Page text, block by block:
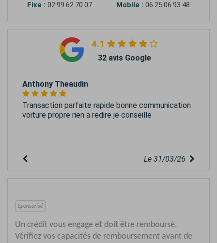
Fixe : 02.99.62.70.07 Mobile : 06.25.06.93.48
4.1
32 avis Google
Anthony Theaudin
Transaction parfaite rapide bonne communication
voiture propre rien a redire je conseille
Le 31/03/26